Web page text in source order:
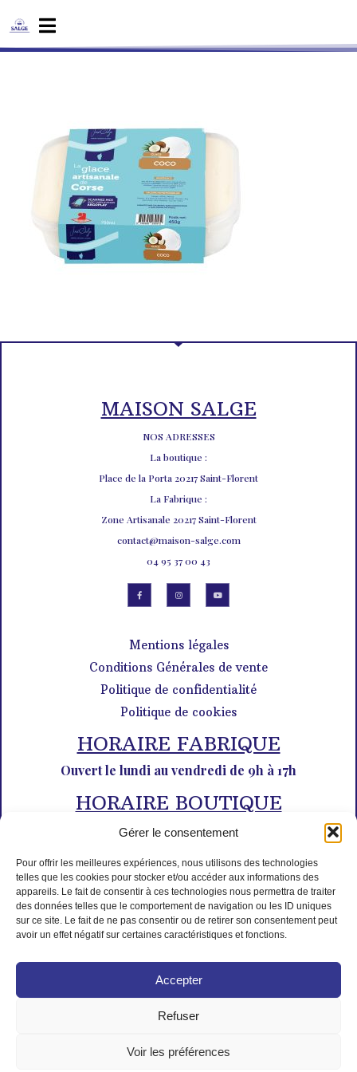
Gérer le consentement
Pour offrir les meilleures expériences, nous utilisons des technologies
telles que les cookies pour stocker et/ou accéder aux informations des
appareils. Le fait de consentir à ces technologies nous permettra de traiter
des données telles que le comportement de navigation ou les ID uniques
sur ce site. Le fait de ne pas consentir ou de retirer son consentement peut
avoir un effet négatif sur certaines caractéristiques et fonctions.
Accepter
Refuser
Voir les préférences
MAISON SALGE
NOS ADRESSES
La boutique :
Place de la Porta 20217 Saint-Florent
La Fabrique :
Zone Artisanale 20217 Saint-Florent
contact@maison-salge.com
04 95 37 00 43
Mentions légales
Conditions Générales de vente
Politique de confidentialité
Politique de cookies
HORAIRE FABRIQUE
Ouvert le lundi au vendredi de 9h à 17h
HORAIRE BOUTIQUE
Du lundi au dimanche de 10h à 12h30 et de 14h30 à 18h30
© Tous droits réservés L'Isle aux desserts